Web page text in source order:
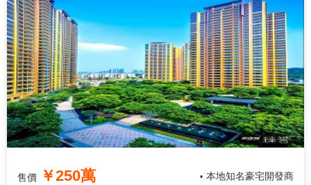
售價 ￥250萬 • 本地知名豪宅開發商